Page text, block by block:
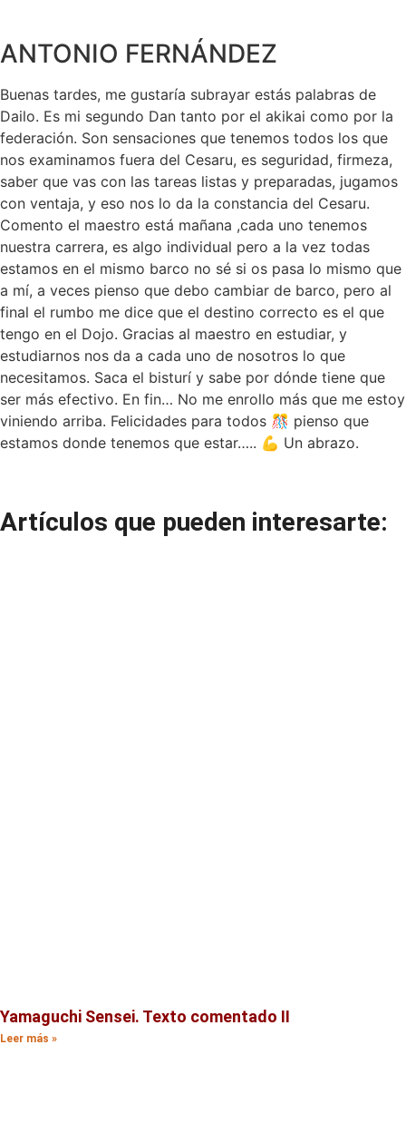
ANTONIO FERNÁNDEZ
Buenas tardes, me gustaría subrayar estás palabras de
Dailo. Es mi segundo Dan tanto por el akikai como por la
federación. Son sensaciones que tenemos todos los que
nos examinamos fuera del Cesaru, es seguridad, firmeza,
saber que vas con las tareas listas y preparadas, jugamos
con ventaja, y eso nos lo da la constancia del Cesaru.
Comento el maestro está mañana ,cada uno tenemos
nuestra carrera, es algo individual pero a la vez todas
estamos en el mismo barco no sé si os pasa lo mismo que
a mí, a veces pienso que debo cambiar de barco, pero al
final el rumbo me dice que el destino correcto es el que
tengo en el Dojo. Gracias al maestro en estudiar, y
estudiarnos nos da a cada uno de nosotros lo que
necesitamos. Saca el bisturí y sabe por dónde tiene que
ser más efectivo. En fin… No me enrollo más que me estoy
viniendo arriba. Felicidades para todos 🎊 pienso que
estamos donde tenemos que estar….. 💪 Un abrazo.
Artículos que pueden interesarte:
Yamaguchi Sensei. Texto comentado II
Leer más »